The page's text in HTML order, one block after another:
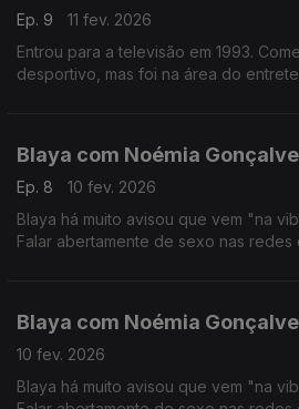
Ep. 9
11 fev. 2026
Entrou para a televisão em 1993.
desportivo, mas foi na área do
Blaya com Noémia
Ep. 8
10 fev. 2026
Blaya há muito avisou que vem "na
Falar abertamente de sexo nas redes
Blaya com Noémia
10 fev. 2026
Blaya há muito avisou que vem "na